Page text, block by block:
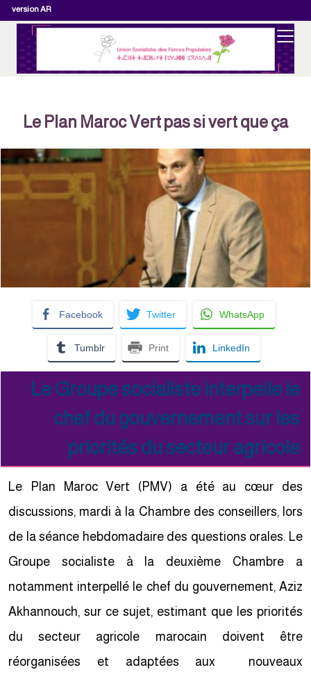
version AR
Le Plan Maroc Vert pas si vert que ça
Facebook Twitter WhatsApp
Tumblr Print LinkedIn
Le Groupe socialiste interpelle le
chef du gouvernement sur les
priorités du secteur agricole
Le Plan Maroc Vert (PMV) a été au cœur des
discussions, mardi à la Chambre des conseillers, lors
de la séance hebdomadaire des questions orales. Le
Groupe socialiste à la deuxième Chambre a
notamment interpellé le chef du gouvernement, Aziz
Akhannouch, sur ce sujet, estimant que les priorités
du secteur agricole marocain doivent être
réorganisées et adaptées aux nouveaux